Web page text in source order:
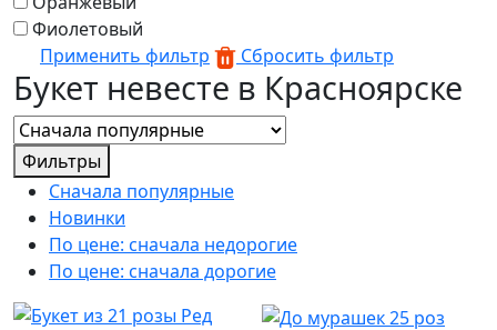
Фиолетовый
Применить фильтр
Сбросить фильтр
Букет невесте в Красноярске
Фильтры
Сначала популярные
Новинки
По цене: сначала недорогие
По цене: сначала дорогие